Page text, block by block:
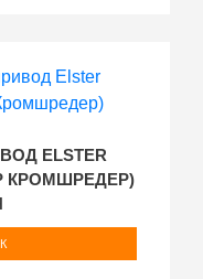
ELSTER
КРОМШРЕДЕР)